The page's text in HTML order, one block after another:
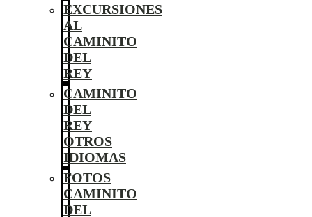
EXCURSIONES
AL
CAMINITO
DEL
REY
CAMINITO
DEL
REY
OTROS
IDIOMAS
FOTOS
CAMINITO
DEL